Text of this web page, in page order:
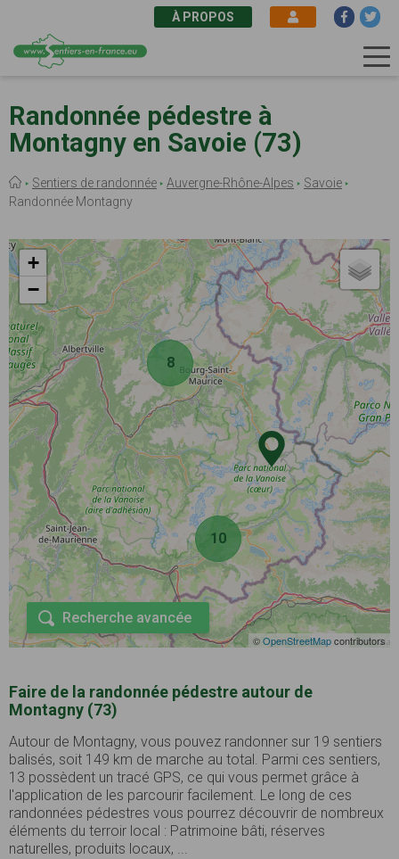
au
contenu
principal
À PROPOS
Randonnée pédestre à
Montagny en Savoie (73)
Fil
d'Ariane
Sentiers de randonnée Auvergne-Rhône-Alpes
Savoie
Randonnée Montagny
8
10
+
−
©OpenStreetMapcontributors
Recherche avancée
Faire de la randonnée pédestre autour de
Montagny (73)
Autour de Montagny, vous pouvez randonner sur 19 sentiers
balisés, soit 149 km de marche au total. Parmi ces sentiers,
13 possèdent un tracé GPS, ce qui vous permet grâce à
l'application de les parcourir facilement. Le long de ces
randonnées pédestres vous pourrez découvrir de nombreux
éléments du terroir local : Patrimoine bâti, réserves
naturelles, produits locaux, ...